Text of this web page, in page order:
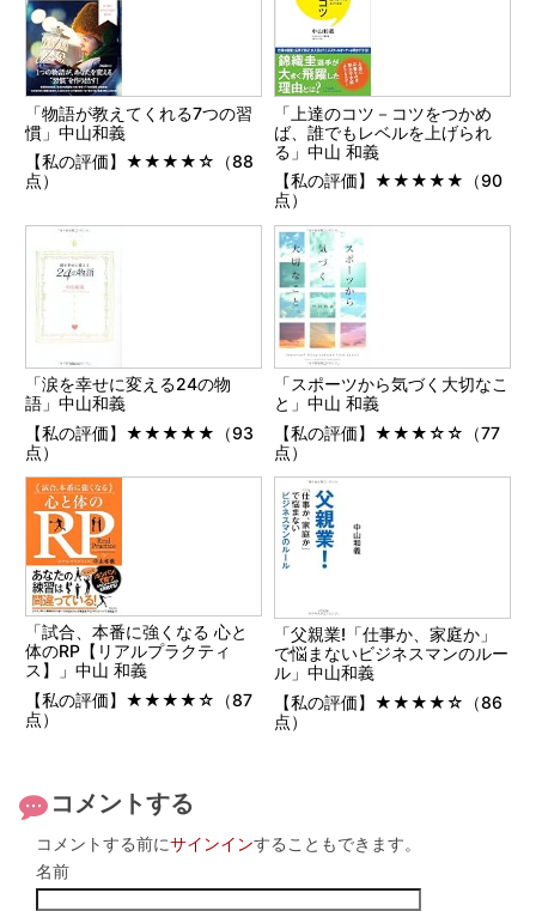
「物語が教えてくれる7つの習
慣」中山和義
【私の評価】★★★★☆（88
点）
「上達のコツ－コツをつかめ
ば、誰でもレベルを上げられ
る」中山 和義
【私の評価】★★★★★（90
点）
「涙を幸せに変える24の物
語」中山和義
【私の評価】★★★★★（93
点）
「スポーツから気づく大切なこ
と」中山 和義
【私の評価】★★★☆☆（77
点）
「試合、本番に強くなる 心と
体のRP【リアルプラクティ
ス】」中山 和義
【私の評価】★★★★☆（87
点）
「父親業!「仕事か、家庭か」
で悩まないビジネスマンのルー
ル」中山和義
【私の評価】★★★★☆（86
点）
コメントする
コメントする前にサインインすることもできます。
名前